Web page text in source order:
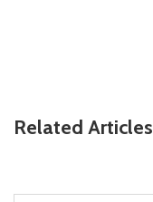
Related Articles